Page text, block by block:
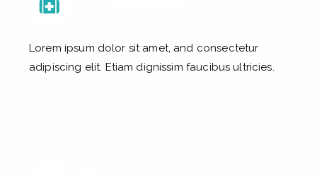
Lorem ipsum dolor sit amet, and consectetur
adipiscing elit. Etiam dignissim faucibus ultricies.